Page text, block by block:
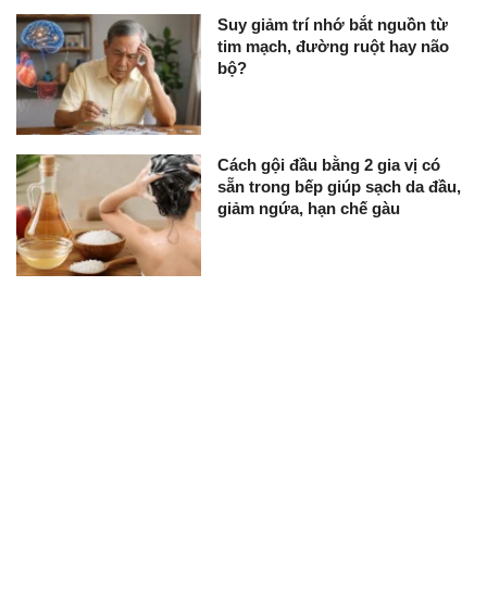
Suy giảm trí nhớ bắt nguồn từ
tim mạch, đường ruột hay não
bộ?
Cách gội đầu bằng 2 gia vị có
sẵn trong bếp giúp sạch da đầu,
giảm ngứa, hạn chế gàu